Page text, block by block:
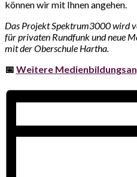
können wir mit Ihnen angehen.
Das Projekt Spektrum3000 wird
für privaten Rundfunk und neue
mit der Oberschule Hartha.
📅 Weitere